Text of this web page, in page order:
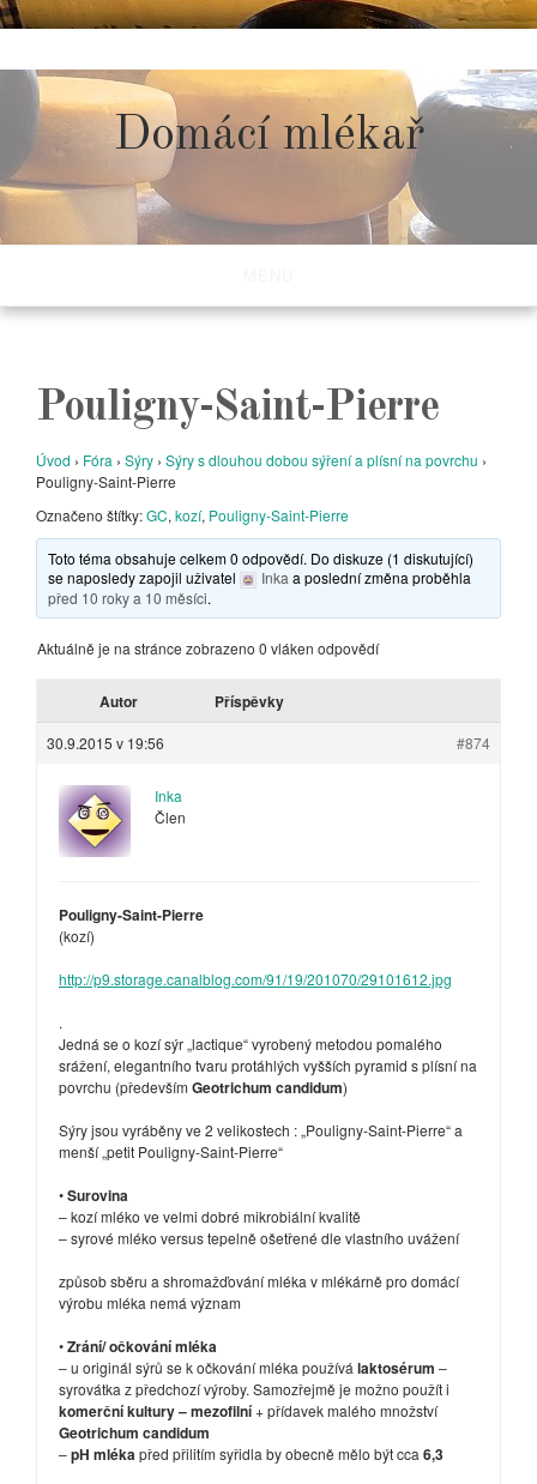
to
content
Domácí mlékař
Pouligny-Saint-Pierre
Úvod › Fóra › Sýry › Sýry s dlouhou dobou sýření a plísní na povrchu ›
Pouligny-Saint-Pierre
Označeno štítky:GC, kozí, Pouligny-Saint-Pierre
Toto téma obsahuje celkem 0 odpovědí. Do diskuze (1 diskutující)
se naposledy zapojil uživatel
Inka a poslední změna proběhla
před 10 roky a 10 měsíci.
Aktuálně je na stránce zobrazeno 0 vláken odpovědí
Autor Příspěvky
30.9.2015 v 19:56 #874
Inka
Člen
Pouligny-Saint-Pierre
(kozí)
http://p9.storage.canalblog.com/91/19/201070/29101612.jpg
.
Jedná se o kozí sýr „lactique“ vyrobený metodou pomalého
srážení, elegantního tvaru protáhlých vyšších pyramid s plísní na
povrchu (především Geotrichum candidum)
Sýry jsou vyráběny ve 2 velikostech : „Pouligny-Saint-Pierre“ a
menší „petit Pouligny-Saint-Pierre“
•Surovina
– kozí mléko ve velmi dobré mikrobiální kvalitě
– syrové mléko versus tepelně ošetřené dle vlastního uvážení
způsob sběru a shromažďování mléka v mlékárně pro domácí
výrobu mléka nemá význam
•Zrání/ očkování mléka
– u originál sýrů se k očkování mléka používá laktosérum –
syrovátka z předchozí výroby. Samozřejmě je možno použít i
komerční kultury – mezofilní+ přídavek malého množství
Geotrichum candidum
–pH mlékapřed přilitím syřidla by obecně mělo být cca 6,3